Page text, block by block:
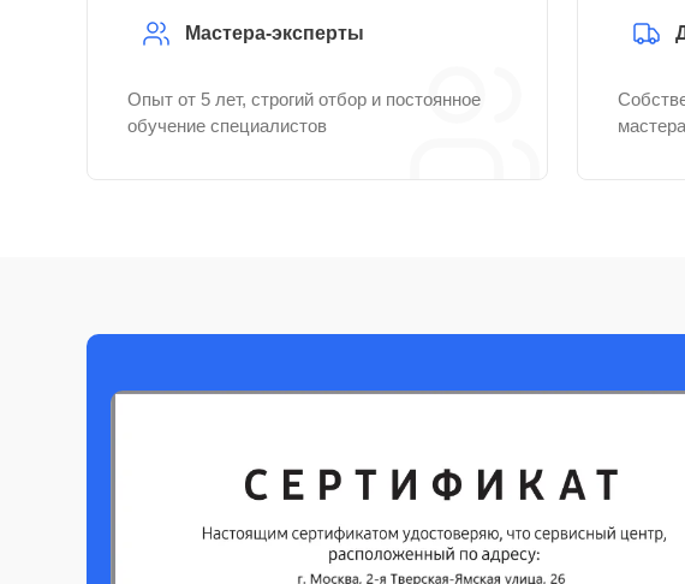
Мастера-эксперты
Опыт от 5 лет, строгий отбор и постоянное
обучение специалистов